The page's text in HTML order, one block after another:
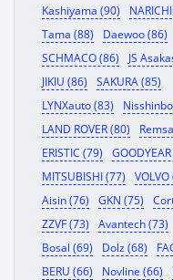
Kashiyama (90)
Tama (88)
Daewoo (86)
SCHMACO (86)
JS
JIKIU (86)
SAKURA (85)
LYNXauto (83)
LAND ROVER (80)
ERISTIC (79)
MITSUBISHI (77)
VOLVO
Aisin (76)
GKN (75)
ZZVF (73)
Avantech (73)
Bosal (69)
Dolz (68)
BERU (66)
Novline (66)